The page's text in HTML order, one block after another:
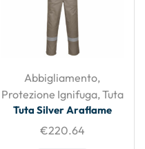
Abbigliamento,
Protezione Ignifuga,Tuta
Tuta Silver Araflame
€220.64